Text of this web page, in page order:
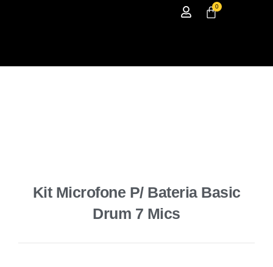
0
Kit Microfone P/ Bateria Basic
Drum 7 Mics